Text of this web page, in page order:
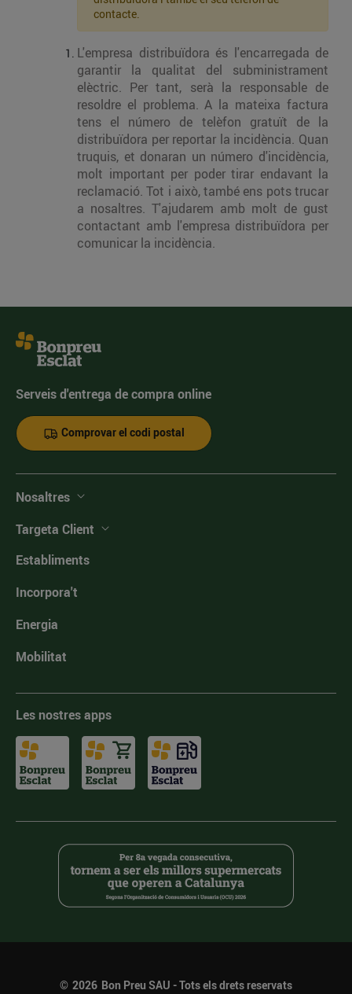
contacte.
L'empresa distribuïdora és l'encarregada de
garantir la qualitat del subministrament
elèctric. Per tant, serà la responsable de
resoldre el problema. A la mateixa factura
tens el número de telèfon gratuït de la
distribuïdora per reportar la incidència. Quan
truquis, et donaran un número d'incidència,
molt important per poder tirar endavant la
reclamació. Tot i això, també ens pots trucar
a nosaltres. T'ajudarem amb molt de gust
contactant amb l'empresa distribuïdora per
comunicar la incidència.
Serveis d'entrega de compra online
Comprovar el codi postal
Nosaltres
Targeta Client
Establiments
Incorpora't
Energia
Mobilitat
Les nostres apps
© 2026 Bon Preu SAU - Tots els drets reservats